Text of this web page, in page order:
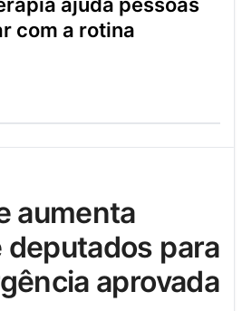
com a rotina
deputados para